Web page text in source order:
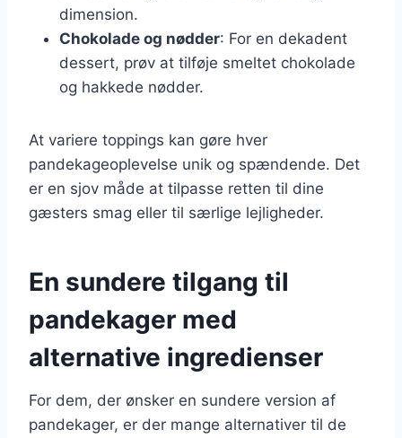
dimension.
Chokolade og nødder: For en dekadent
dessert, prøv at tilføje smeltet chokolade
og hakkede nødder.
At variere toppings kan gøre hver
pandekageoplevelse unik og spændende. Det
er en sjov måde at tilpasse retten til dine
gæsters smag eller til særlige lejligheder.
En sundere tilgang til
pandekager med
alternative ingredienser
For dem, der ønsker en sundere version af
pandekager, er der mange alternativer til de